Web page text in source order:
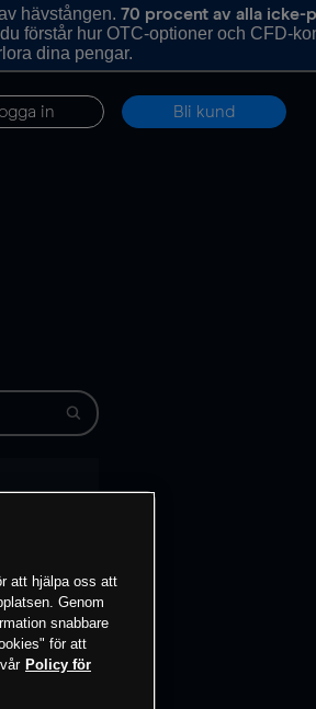
hävstången. 70 procent av alla icke-
förstår hur OTC-optioner och CFD-
dina pengar.
in Bli kund
att hjälpa oss att
Genom
snabbare
för att
Policy för